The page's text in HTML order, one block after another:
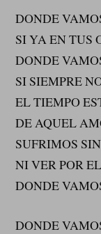
DONDE
SI YA EN TUS
DONDE
SI SIEMPRE
EL TIEMPO
DE AQUEL
SUFRIMOS
NI VER POR
DONDE
DONDE